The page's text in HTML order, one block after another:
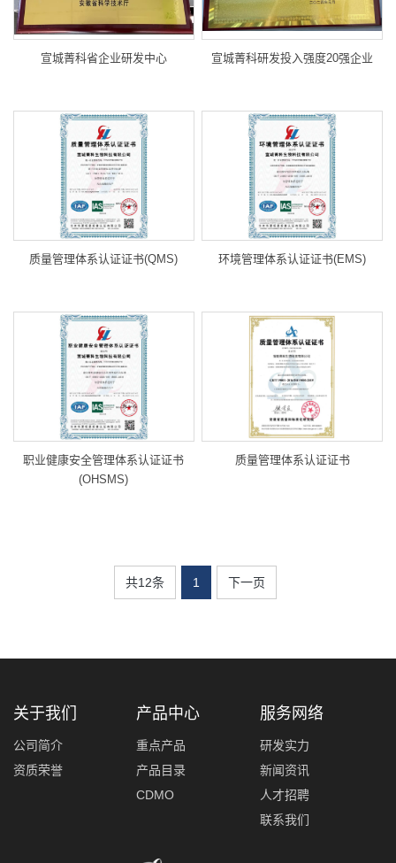
宣城菁科省企业研发中心 宣城菁科研发投入强度20强企业
质量管理体系认证证书(QMS) 环境管理体系认证证书(EMS)
职业健康安全管理体系认证证书
(OHSMS)
质量管理体系认证证书
共12条 1 下一页
关于我们
公司简介
资质荣誉
产品中心
重点产品
产品目录
CDMO
服务网络
研发实力
新闻资讯
人才招聘
联系我们